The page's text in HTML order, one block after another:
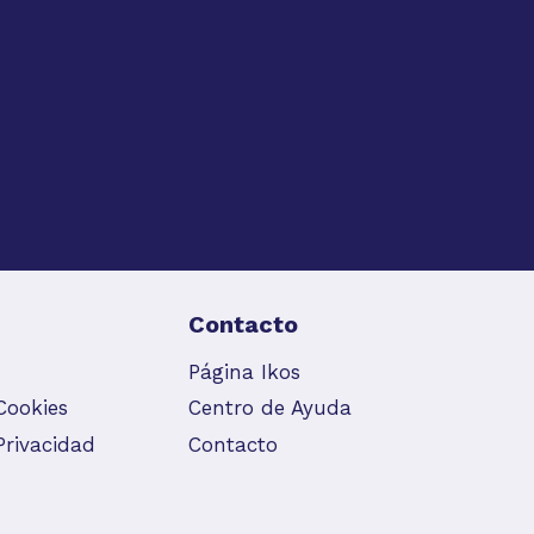
Contacto
Página Ikos
Centro de Ayuda
Contacto